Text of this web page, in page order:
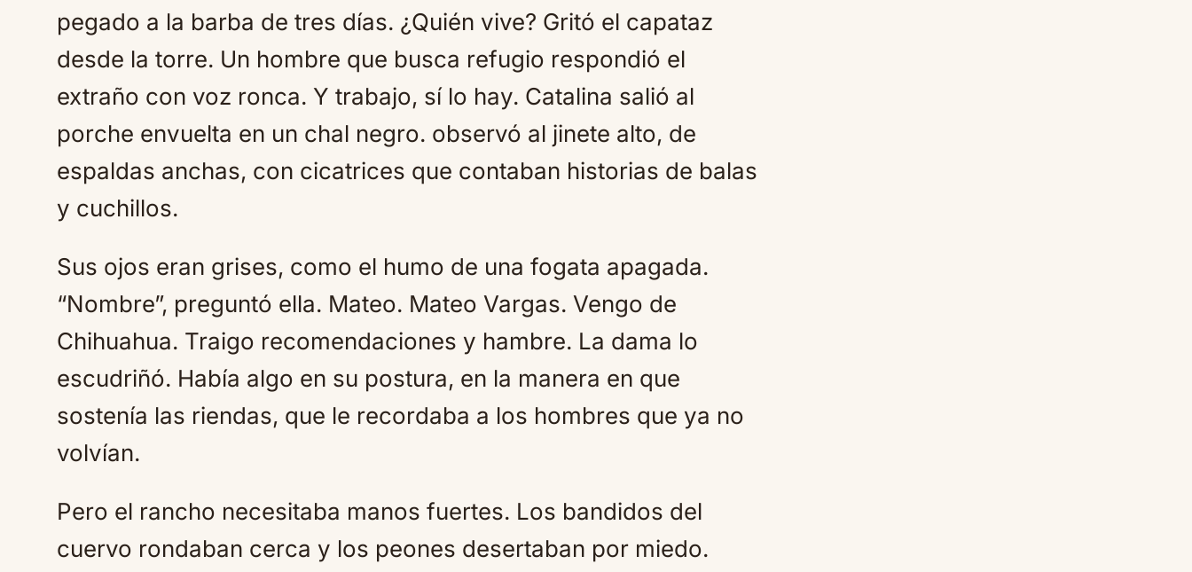
pegado a la barba de tres días. ¿Quién vive? Gritó el capataz
desde la torre. Un hombre que busca refugio respondió el
extraño con voz ronca. Y trabajo, sí lo hay. Catalina salió al
porche envuelta en un chal negro. observó al jinete alto, de
espaldas anchas, con cicatrices que contaban historias de balas
y cuchillos.
Sus ojos eran grises, como el humo de una fogata apagada.
“Nombre”, preguntó ella. Mateo. Mateo Vargas. Vengo de
Chihuahua. Traigo recomendaciones y hambre. La dama lo
escudriñó. Había algo en su postura, en la manera en que
sostenía las riendas, que le recordaba a los hombres que ya no
volvían.
Pero el rancho necesitaba manos fuertes. Los bandidos del
cuervo rondaban cerca y los peones desertaban por miedo.